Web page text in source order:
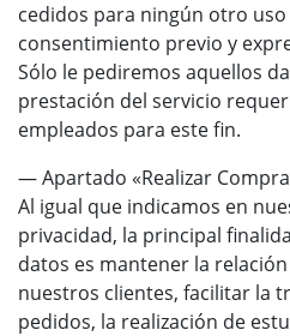
cedidos para ningún otro
consentimiento previo y
Sólo le pediremos aquellos
prestación del servicio
empleados para este fin.
— Apartado «Realizar
Al igual que indicamos en
privacidad, la principal
datos es mantener la
nuestros clientes, facilitar la
pedidos, la realización de